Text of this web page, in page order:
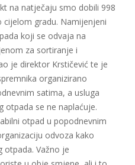
na natječaju smo dobili 998
gradu. Namijenjeni
koji se odvaja na
za sortiranje i
je direktor Krstičević te je
organizirano
satima, a usluga
otpada se ne naplaćuje.
otpad u popodnevnim
odvoza kako
otpada. Važno je